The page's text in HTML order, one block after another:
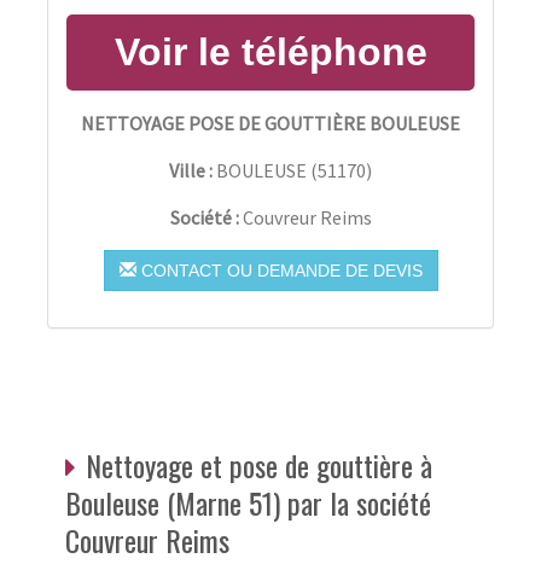
NETTOYAGE POSE DE GOUTTIÈRE BOULEUSE
Ville : BOULEUSE (51170)
Société :Couvreur Reims
CONTACT OU DEMANDE DE DEVIS
Nettoyage et pose de gouttière à
Bouleuse (Marne 51) par la société
Couvreur Reims